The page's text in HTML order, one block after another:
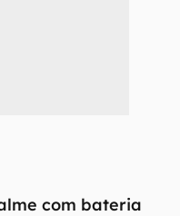
com bateria